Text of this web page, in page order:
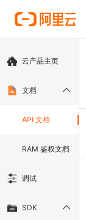
云产品主页
文档
API 文档
RAM 鉴权文档
调试
SDK